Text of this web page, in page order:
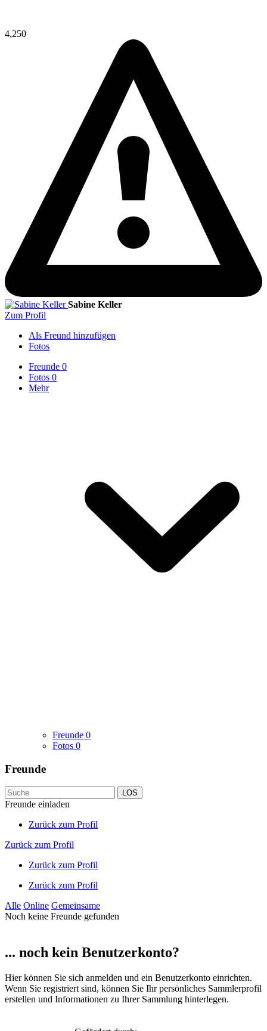
4,250
Sabine Keller
Zum Profil
Als Freund hinzufügen
Fotos
Freunde 0
Fotos 0
Mehr
Freunde 0
Fotos 0
Freunde
LOS
Freunde einladen
Zurück zum Profil
Zurück zum Profil
Zurück zum Profil
Zurück zum Profil
Alle Online Gemeinsame
Noch keine Freunde gefunden
... noch kein Benutzerkonto?
Hier können Sie sich anmelden und ein Benutzerkonto einrichten.
Wenn Sie registriert sind, können Sie Ihr persönliches Sammlerprofil
erstellen und Informationen zu Ihrer Sammlung hinterlegen.